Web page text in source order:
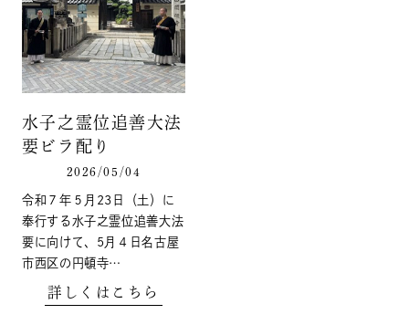
水子之霊位追善大法
要ビラ配り
2026/05/04
令和７年５月23日（土）に
奉行する水子之霊位追善大法
要に向けて、5月４日名古屋
市西区の円頓寺…
詳しくはこちら